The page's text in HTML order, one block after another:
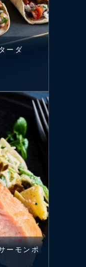
ーダ
ーモンポ